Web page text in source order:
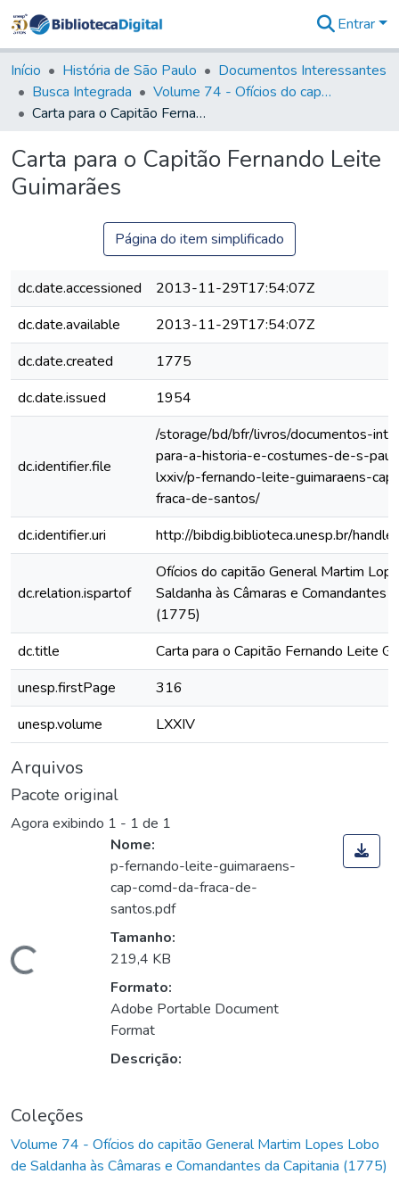
&
Coleções
Tudo na
Biblioteca
Estatísticas
Entrar
Início História de São Paulo
Documentos Interessantes
Busca Integrada
Volume 74 - Ofícios do capitão General Martim Lopes Lobo de Saldanha às Câmaras e Comandantes da Capitania (1775)
Carta para o Capitão Fernando Leite Guimarães
Carta para o Capitão Fernando Leite
Guimarães
Página do item simplificado
dc.date.accessioned
2013-11-29T17:54:07Z
dc.date.available
2013-11-29T17:54:07Z
dc.date.created
1775
dc.date.issued
1954
dc.identifier.file
/storage/bd/bfr/livros/documentos-
para-a-historia-e-costumes-de-s-
lxxiv/p-fernando-leite-guimaraens-
fraca-de-santos/
dc.identifier.uri
http://bibdig.biblioteca.unesp.br/
dc.relation.ispartof
Ofícios do capitão General Martim
Saldanha às Câmaras e Comandantes
(1775)
dc.title
Carta para o Capitão Fernando Leite
unesp.firstPage
316
unesp.volume
LXXIV
Arquivos
Pacote original
Agora exibindo 1 - 1 de 1
Carregando...
Nome:
p-fernando-leite-guimaraens-
cap-comd-da-fraca-de-
santos.pdf
Tamanho:
219,4 KB
Formato:
Adobe Portable Document
Format
Descrição:
Coleções
Volume 74 - Ofícios do capitão General Martim Lopes Lobo
de Saldanha às Câmaras e Comandantes da Capitania (1775)